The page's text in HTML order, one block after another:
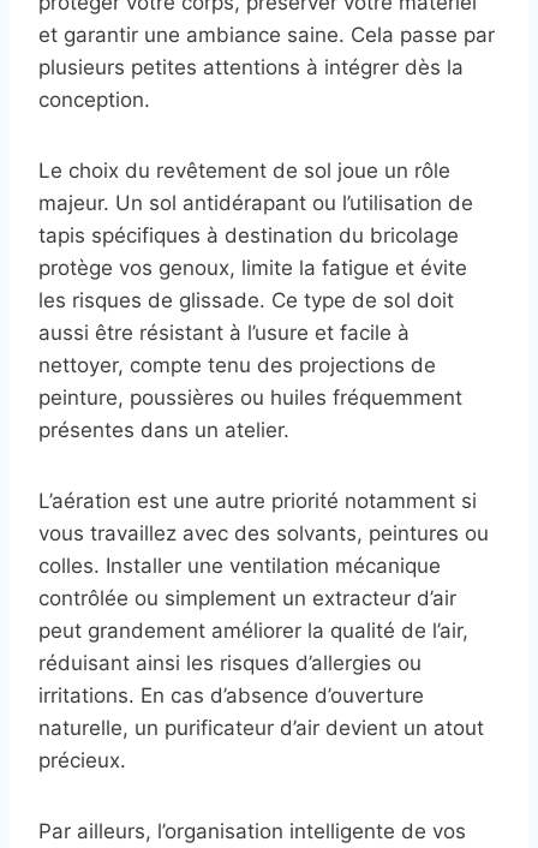
et garantir une ambiance saine. Cela passe par
plusieurs petites attentions à intégrer dès la
conception.
Le choix du revêtement de sol joue un rôle
majeur. Un sol antidérapant ou l’utilisation de
tapis spécifiques à destination du bricolage
protège vos genoux, limite la fatigue et évite
les risques de glissade. Ce type de sol doit
aussi être résistant à l’usure et facile à
nettoyer, compte tenu des projections de
peinture, poussières ou huiles fréquemment
présentes dans un atelier.
L’aération est une autre priorité notamment si
vous travaillez avec des solvants, peintures ou
colles. Installer une ventilation mécanique
contrôlée ou simplement un extracteur d’air
peut grandement améliorer la qualité de l’air,
réduisant ainsi les risques d’allergies ou
irritations. En cas d’absence d’ouverture
naturelle, un purificateur d’air devient un atout
précieux.
Par ailleurs, l’organisation intelligente de vos